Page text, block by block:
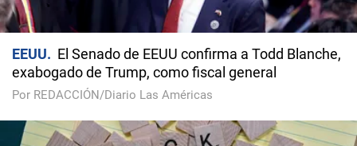
EEUU
El Senado de EEUU confirma a Todd Blanche,
exabogado de Trump, como fiscal general
Por REDACCIÓN/Diario Las Américas